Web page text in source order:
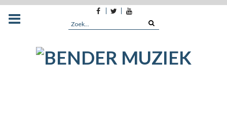
Facebook
TwitterYoutube
Search